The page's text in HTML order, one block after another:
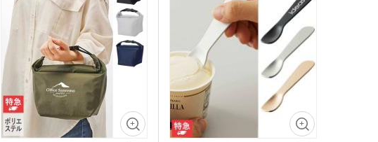
したオリジナルバッグは特別感があるノベ
ルティになること間違いなしです。
※動画の商品はクルリト フラットバッグで
ンに名入れが映えます。オリジナルグッズ
の作成や、お菓子などを入れてギフト用の
パッケージとして使ってもオシャレです。